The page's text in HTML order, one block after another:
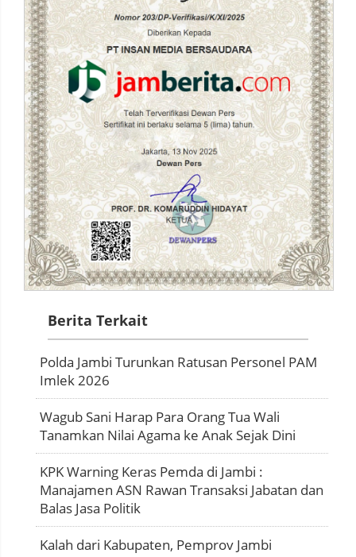
Berita Terkait
Polda Jambi Turunkan Ratusan Personel PAM
Imlek 2026
Wagub Sani Harap Para Orang Tua Wali
Tanamkan Nilai Agama ke Anak Sejak Dini
KPK Warning Keras Pemda di Jambi :
Manajamen ASN Rawan Transaksi Jabatan dan
Balas Jasa Politik
Kalah dari Kabupaten, Pemprov Jambi